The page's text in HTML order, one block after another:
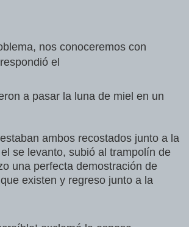
nos conoceremos con
el
a pasar la luna de miel en un
ambos recostados junto a la
se levanto, subió al trampolín de
una perfecta demostración de
existen y regreso junto a la